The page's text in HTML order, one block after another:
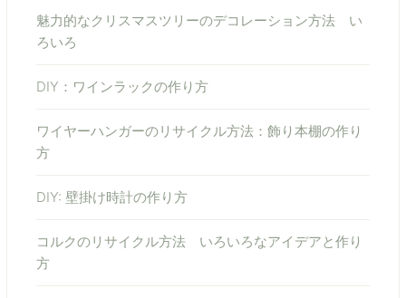
魅力的なクリスマスツリーのデコレーション方法 い
ろいろ
DIY：ワインラックの作り方
ワイヤーハンガーのリサイクル方法：飾り本棚の作り
方
DIY: 壁掛け時計の作り方
コルクのリサイクル方法 いろいろなアイデアと作り
方